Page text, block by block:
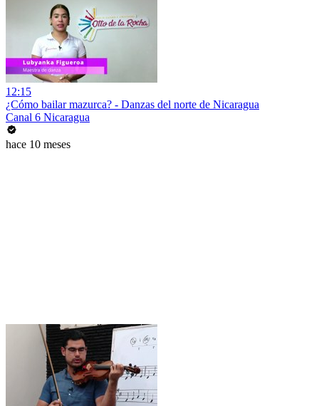
12:15
¿Cómo bailar mazurca? - Danzas del norte de Nicaragua
Canal 6 Nicaragua
hace 10 meses